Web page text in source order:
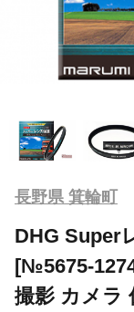
長野県 箕輪町
DHG Super
[№5675-
撮影 カメラ